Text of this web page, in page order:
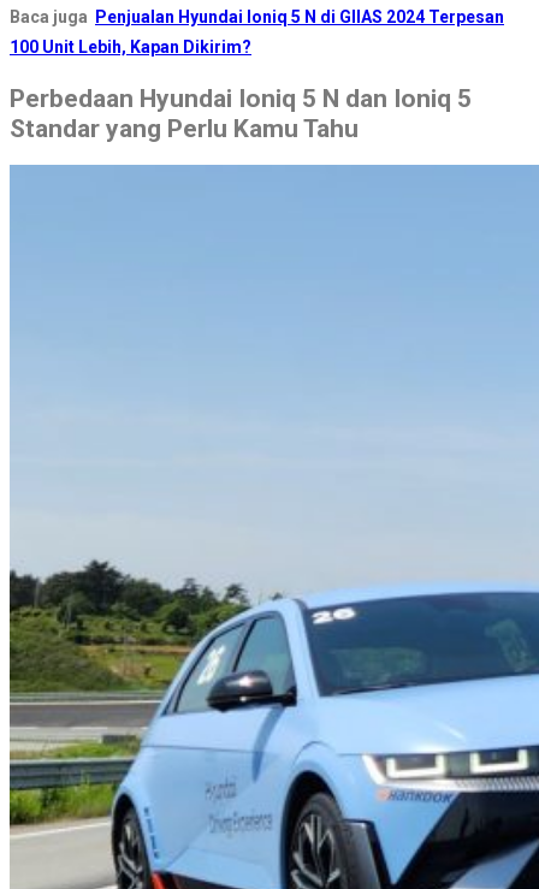
Baca juga
Penjualan Hyundai Ioniq 5 N di GIIAS 2024 Terpesan
100 Unit Lebih, Kapan Dikirim?
Perbedaan Hyundai Ioniq 5 N dan Ioniq 5
Standar yang Perlu Kamu Tahu